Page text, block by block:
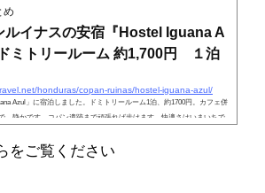
め
ルイナスの安宿『Hostel Iguana A
ミトリールーム 約1,700円 １泊
honduras/copan-ruinas/hostel-iguana-azul/
Azul」に宿泊しました。ドミトリールーム1泊、約1700円。カフェ併
、静かです。コパン遺跡まで頑張れば歩けます。快適さはいまいちで
をご覧ください